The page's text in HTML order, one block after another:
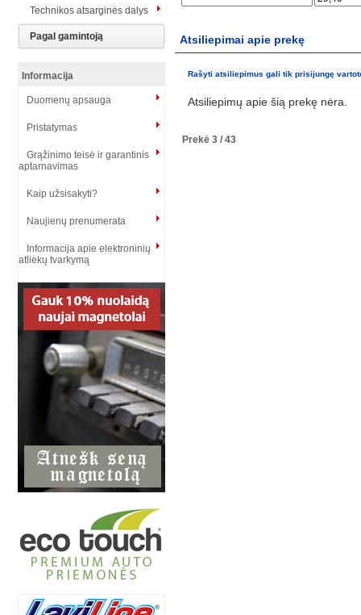
Technikos atsarginės dalys
Pagal gamintoją
Informacija
Duomenų apsauga
Pristatymas
Grąžinimo teisė ir garantinis
aptarnavimas
Kaip užsisakyti?
Naujienų prenumerata
Informacija apie elektroninių
atliekų tvarkymą
Atsiliepimai apie prekę
Rašyti atsiliepimus gali tik prisijungę
Atsiliepimų apie šią prekę nėra.
Prekė 3 / 43